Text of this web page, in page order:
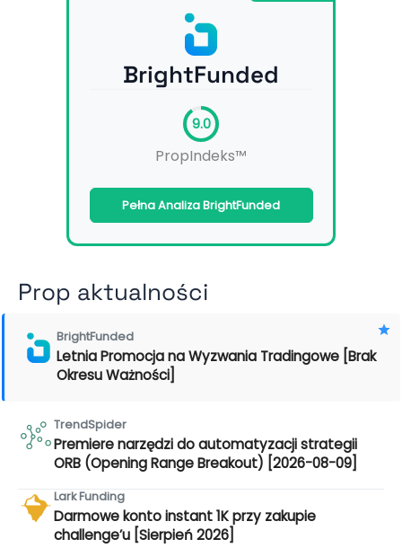
BrightFunded
9.0
PropIndeks™
Pełna Analiza BrightFunded
Prop aktualności
BrightFunded
Letnia Promocja na Wyzwania Tradingowe [Brak
Okresu Ważności]
TrendSpider
Premiere narzędzi do automatyzacji strategii
ORB (Opening Range Breakout) [2026-08-09]
Lark Funding
Darmowe konto instant 1K przy zakupie
challenge’u [Sierpień 2026]